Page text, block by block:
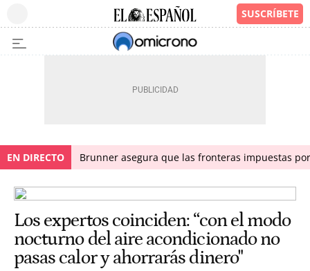
EN DIRECTO Brunner asegura que las fronteras impuestas
Los expertos coinciden: “con el modo
nocturno del aire acondicionado no
pasas calor y ahorrarás dinero"